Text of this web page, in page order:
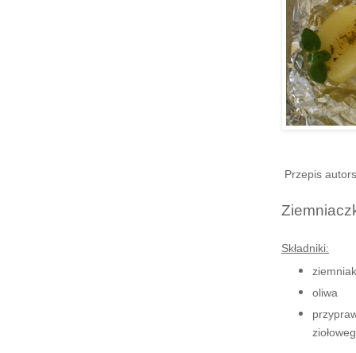
Przepis
Składniki:
oliwa